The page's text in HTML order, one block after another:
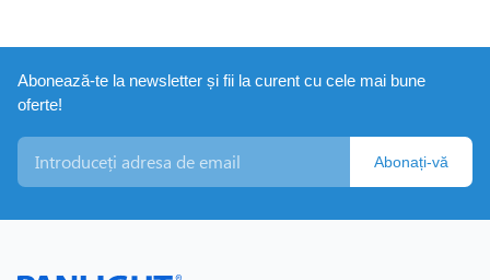
Abonează-te la newsletter și fii la curent cu cele mai bune
oferte!
Abonați-vă